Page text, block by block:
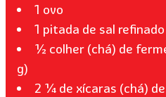
1 ovo
1 pitada de sal refinado
½ colher (chá) de
g)
2 ¼ de xícaras (chá)